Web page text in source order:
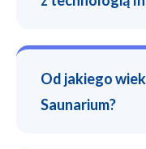
Od jakiego
Saunarium?